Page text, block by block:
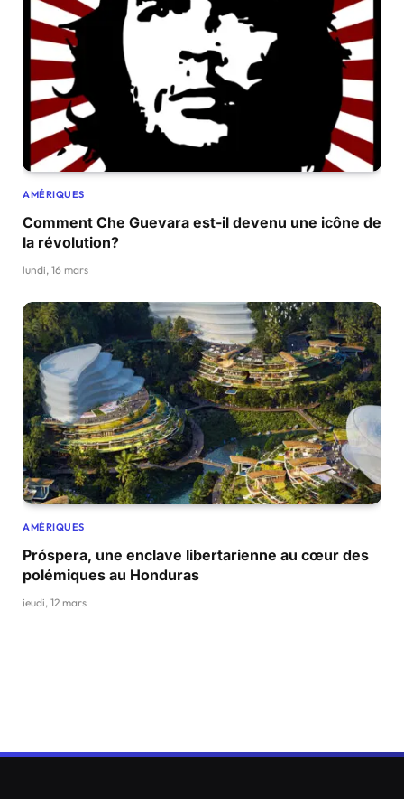
AMÉRIQUES
Comment Che Guevara est-il devenu une icône de
la révolution?
lundi, 16 mars
AMÉRIQUES
Próspera, une enclave libertarienne au cœur des
polémiques au Honduras
jeudi, 12 mars